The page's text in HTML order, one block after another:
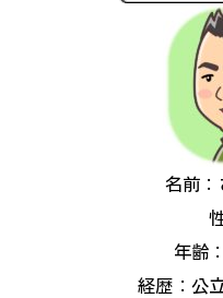
名前：
年齢
経歴：公